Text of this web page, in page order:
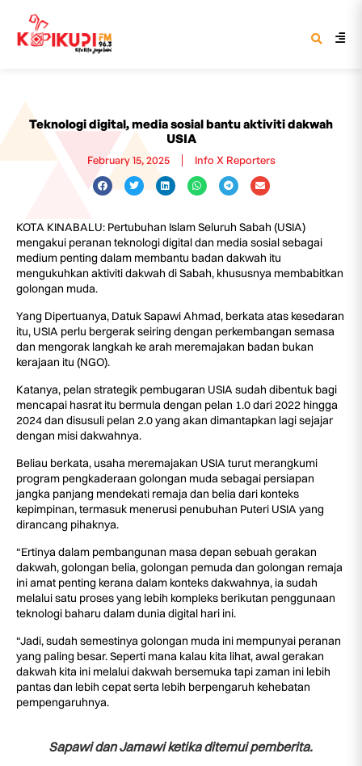
Teknologi digital, media sosial bantu aktiviti dakwah
USIA
February 15, 2025 Info X Reporters
KOTA KINABALU: Pertubuhan Islam Seluruh Sabah (USIA)
mengakui peranan teknologi digital dan media sosial sebagai
medium penting dalam membantu badan dakwah itu
mengukuhkan aktiviti dakwah di Sabah, khususnya membabitkan
golongan muda.
Yang Dipertuanya, Datuk Sapawi Ahmad, berkata atas kesedaran
itu, USIA perlu bergerak seiring dengan perkembangan semasa
dan mengorak langkah ke arah meremajakan badan bukan
kerajaan itu (NGO).
Katanya, pelan strategik pembugaran USIA sudah dibentuk bagi
mencapai hasrat itu bermula dengan pelan 1.0 dari 2022 hingga
2024 dan disusuli pelan 2.0 yang akan dimantapkan lagi sejajar
dengan misi dakwahnya.
Beliau berkata, usaha meremajakan USIA turut merangkumi
program pengkaderaan golongan muda sebagai persiapan
jangka panjang mendekati remaja dan belia dari konteks
kepimpinan, termasuk menerusi penubuhan Puteri USIA yang
dirancang pihaknya.
“Ertinya dalam pembangunan masa depan sebuah gerakan
dakwah, golongan belia, golongan pemuda dan golongan remaja
ini amat penting kerana dalam konteks dakwahnya, ia sudah
melalui satu proses yang lebih kompleks berikutan penggunaan
teknologi baharu dalam dunia digital hari ini.
“Jadi, sudah semestinya golongan muda ini mempunyai peranan
yang paling besar. Seperti mana kalau kita lihat, awal gerakan
dakwah kita ini melalui dakwah bersemuka tapi zaman ini lebih
pantas dan lebih cepat serta lebih berpengaruh kehebatan
pempengaruhnya.
Sapawi dan Jamawi ketika ditemui pemberita.